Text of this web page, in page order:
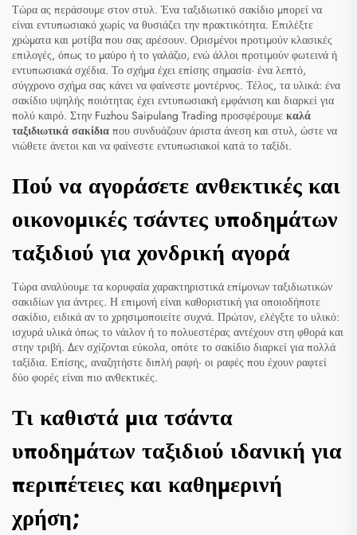
Τώρα ας περάσουμε στον στυλ. Ένα ταξιδιωτικό σακίδιο μπορεί να
είναι εντυπωσιακό χωρίς να θυσιάζει την πρακτικότητα. Επιλέξτε
χρώματα και μοτίβα που σας αρέσουν. Ορισμένοι προτιμούν κλασικές
επιλογές, όπως το μαύρο ή το γαλάζιο, ενώ άλλοι προτιμούν φωτεινά ή
εντυπωσιακά σχέδια. Το σχήμα έχει επίσης σημασία· ένα λεπτό,
σύγχρονο σχήμα σας κάνει να φαίνεστε μοντέρνος. Τέλος, τα υλικά: ένα
σακίδιο υψηλής ποιότητας έχει εντυπωσιακή εμφάνιση και διαρκεί για
πολύ καιρό. Στην Fuzhou Saipulang Trading προσφέρουμε καλά
ταξιδιωτικά σακίδια που συνδυάζουν άριστα άνεση και στυλ, ώστε να
νιώθετε άνετοι και να φαίνεστε εντυπωσιακοί κατά το ταξίδι.
Πού να αγοράσετε ανθεκτικές και
οικονομικές τσάντες υποδημάτων
ταξιδιού για χονδρική αγορά
Τώρα αναλύουμε τα κορυφαία χαρακτηριστικά επίμονων ταξιδιωτικών
σακιδίων για άντρες. Η επιμονή είναι καθοριστική για οποιοδήποτε
σακίδιο, ειδικά αν το χρησιμοποιείτε συχνά. Πρώτον, ελέγξτε το υλικό:
ισχυρά υλικά όπως το νάιλον ή το πολυεστέρας αντέχουν στη φθορά και
στην τριβή. Δεν σχίζονται εύκολα, οπότε το σακίδιο διαρκεί για πολλά
ταξίδια. Επίσης, αναζητήστε διπλή ραφή· οι ραφές που έχουν ραφτεί
δύο φορές είναι πιο ανθεκτικές.
Τι καθιστά μια τσάντα
υποδημάτων ταξιδιού ιδανική για
περιπέτειες και καθημερινή
χρήση;